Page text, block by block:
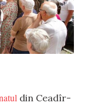
din Ceadîr-